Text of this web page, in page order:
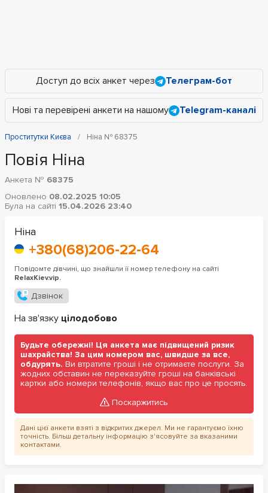
Доступ до всіх анкет через Телеграм-бот
Нові та перевірені анкети на нашому Telegram-каналі
Проститутки Києва Ніна № 68375
Повія Ніна
Анкета № 68375
Оновлено 08.02.2025 10:05
Була на сайті 15.04.2026 23:40
Ніна
+380(68)206-22-64
Повідомте дівчині, що знайшли її номер телефону на сайті
RelaxKiev.vip.
Дзвінок
На зв'язку цілодобово
Будьте обережні! Ця анкета має підвищений ризик
шахрайства! За цим номером вас, швидше за все,
обдурять. Ви втратите гроші і не отримаєте послуги. За
жодних обставин не переказуйте гроші на банківські
картки або номери телефонів, якщо вас про це просять.
Поскаржитись
Дані цієї анкети взяті з відкритих джерел. Ми не гарантуємо їхню
точність. Більш детальну інформацію з'ясовуйте за вказаними
контактами.